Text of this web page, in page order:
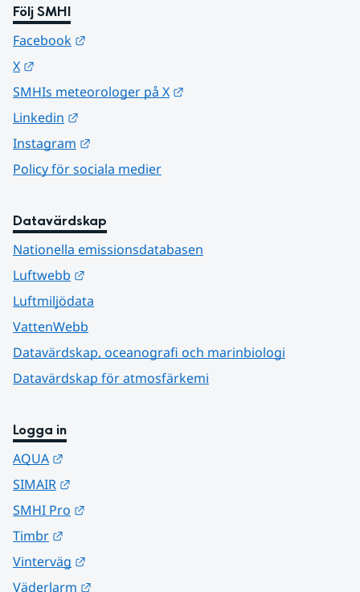
Följ SMHI
Facebook
X
SMHIs meteorologer på X
Linkedin
Instagram
Policy för sociala medier
Datavärdskap
Nationella emissionsdatabasen
Luftwebb
Luftmiljödata
VattenWebb
Datavärdskap, oceanografi och marinbiologi
Datavärdskap för atmosfärkemi
Logga in
AQUA
SIMAIR
SMHI Pro
Timbr
Vinterväg
Väderlarm